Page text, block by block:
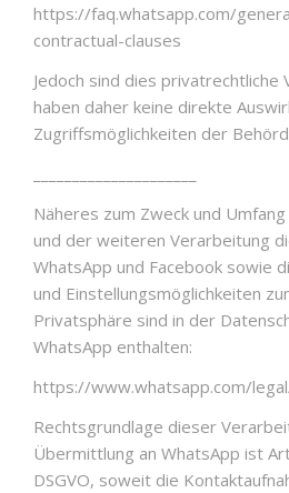
https://faq.whatsapp.com/
contractual-clauses
Jedoch sind dies privatrechtliche
haben daher keine direkte
Zugriffsmöglichkeiten der
Näheres zum Zweck und
und der weiteren Verarbeitung
WhatsApp und Facebook sowie
und Einstellungsmöglichkeiten
Privatsphäre sind in der
WhatsApp enthalten:
https://www.whatsapp.com/
Rechtsgrundlage dieser
Übermittlung an WhatsApp ist
DSGVO, soweit die